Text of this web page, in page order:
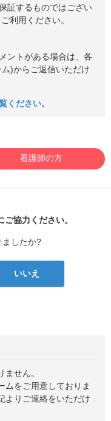
証するものではござい
利用ください。
ントがある場合は、各
)からご返信いただけ
ください。
看護師の方
協力ください。
ましたか?
いいえ
せん。
ムをご用意しておりま
よりご連絡をいただけ